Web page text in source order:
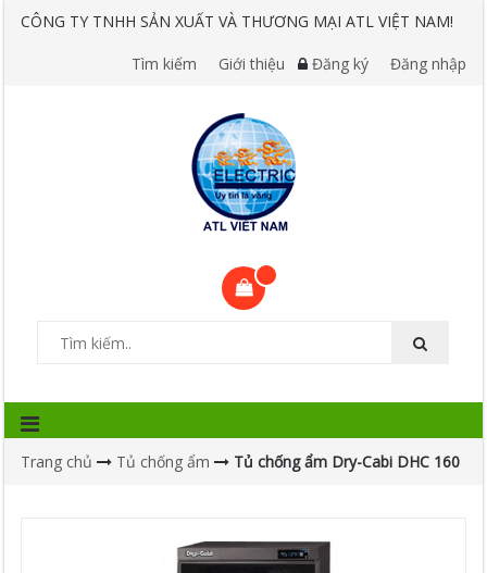
CÔNG TY TNHH SẢN XUẤT VÀ THƯƠNG MẠI ATL VIỆT NAM!
Tìm kiếm Giới thiệu Đăng ký Đăng nhập
Trang chủ Tủ chống ẩm Tủ chống ẩm Dry-Cabi DHC 160